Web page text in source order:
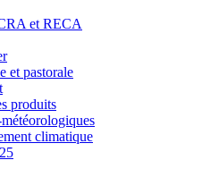
et RECA
et pastorale
produits
climatique